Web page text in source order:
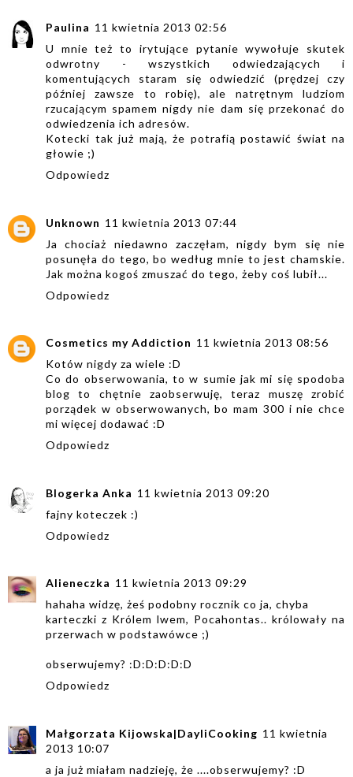
Paulina 11 kwietnia 2013 02:56
U mnie też to irytujące pytanie wywołuje skutek
odwrotny - wszystkich odwiedzających i
komentujących staram się odwiedzić (prędzej czy
później zawsze to robię), ale natrętnym ludziom
rzucającym spamem nigdy nie dam się przekonać do
odwiedzenia ich adresów.
Kotecki tak już mają, że potrafią postawić świat na
głowie ;)
Odpowiedz
Unknown 11 kwietnia 2013 07:44
Ja chociaż niedawno zaczęłam, nigdy bym się nie
posunęła do tego, bo według mnie to jest chamskie.
Jak można kogoś zmuszać do tego, żeby coś lubił...
Odpowiedz
Cosmetics my Addiction 11 kwietnia 2013 08:56
Kotów nigdy za wiele :D
Co do obserwowania, to w sumie jak mi się spodoba
blog to chętnie zaobserwuję, teraz muszę zrobić
porządek w obserwowanych, bo mam 300 i nie chce
mi więcej dodawać :D
Odpowiedz
Blogerka Anka 11 kwietnia 2013 09:20
fajny koteczek :)
Odpowiedz
Alieneczka 11 kwietnia 2013 09:29
hahaha widzę, żeś podobny rocznik co ja, chyba
karteczki z Królem lwem, Pocahontas.. królowały na
przerwach w podstawówce ;)
obserwujemy? :D:D:D:D:D
Odpowiedz
Małgorzata Kijowska|DayliCooking 11 kwietnia
2013 10:07
a ja już miałam nadzieję, że ....obserwujemy? :D